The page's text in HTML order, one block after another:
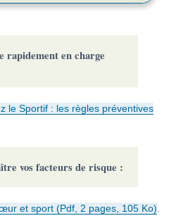
en charge
le Sportif : les règles préventives
vos facteurs de risque :
et sport (Pdf, 2 pages, 105 Ko)